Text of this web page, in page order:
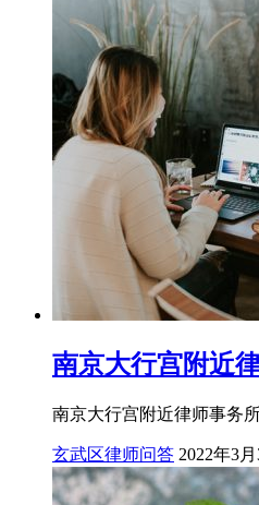
南京大行宫附近
南京大行宫附近律师事务
玄武区律师问答 2022年3月